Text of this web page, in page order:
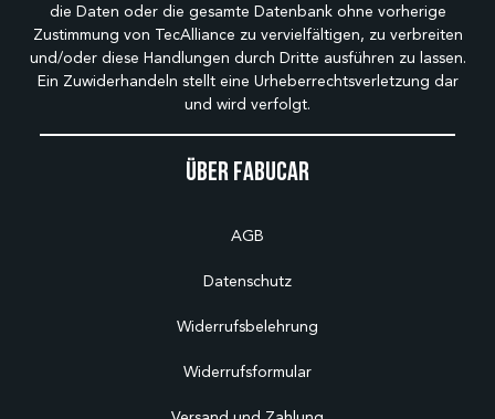
Über Fabucar
AGB
Datenschutz
Widerrufsbelehrung
Widerrufsformular
die Daten oder die gesamte Datenbank ohne vorherige
Zustimmung von TecAlliance zu vervielfältigen, zu verbreiten
und/oder diese Handlungen durch Dritte ausführen zu lassen.
Ein Zuwiderhandeln stellt eine Urheberrechtsverletzung dar
und wird verfolgt.